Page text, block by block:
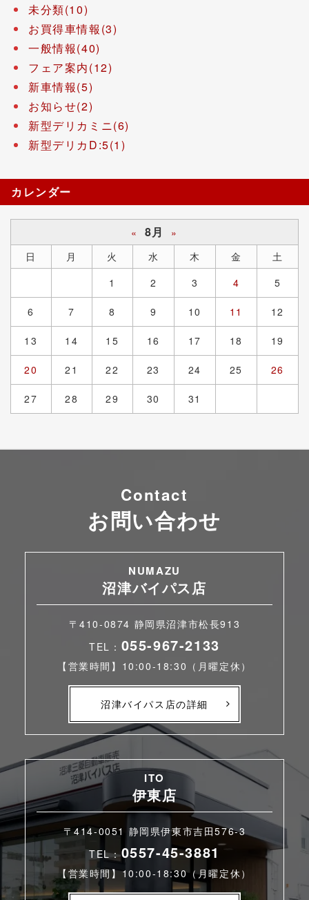
未分類(10)
お買得車情報(3)
一般情報(40)
フェア案内(12)
新車情報(5)
お知らせ(2)
新型デリカミニ(6)
新型デリカD:5(1)
カレンダー
« 8月
»
日
月 火 水 木 金
土
1
2 3 4 5
6 7 8 9 10 11 12
13 14 15 16 17 18 19
20 21 22 23 24 25 26
27 28 29 30 31
Contact
お問い合わせ
NUMAZU
沼津バイパス店
〒410-0874 静岡県沼津市松長913
TEL： 055-967-2133
【営業時間】10:00-18:30（月曜定休）
沼津バイパス店の詳細
ITO
伊東店
〒414-0051 静岡県伊東市吉田576-3
TEL：0557-45-3881
【営業時間】10:00-18:30（月曜定休）